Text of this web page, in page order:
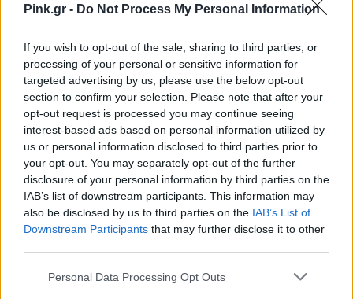
Pink.gr - Do Not Process My Personal Information
If you wish to opt-out of the sale, sharing to third parties, or
processing of your personal or sensitive information for
targeted advertising by us, please use the below opt-out
section to confirm your selection. Please note that after your
opt-out request is processed you may continue seeing
interest-based ads based on personal information utilized by
us or personal information disclosed to third parties prior to
your opt-out. You may separately opt-out of the further
disclosure of your personal information by third parties on the
IAB’s list of downstream participants. This information may
also be disclosed by us to third parties on the IAB’s List of
Downstream Participants that may further disclose it to other
Personal Data Processing Opt Outs